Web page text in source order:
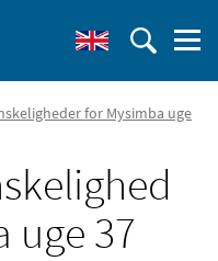
for Mysimba uge
uge 37